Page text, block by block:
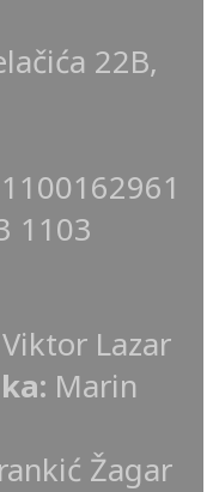
22B,
1103
Viktor Lazar
Marin
Žagar